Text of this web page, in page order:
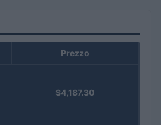
Prezzo
$4,187.30